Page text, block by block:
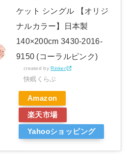
ケット シングル 【オリジ
ナルカラー】日本製
140×200cm 3430-2016-
9150 (コーラルピンク)
created byRinker
快眠くらぶ
Amazon
楽天市場
Yahooショッピング